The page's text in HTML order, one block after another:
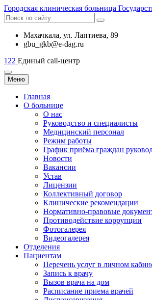
Городская клиническая больница
Махачкала, ​ул. Лаптиева, 89
gbu_gkb@e-dag.ru
122 Единый call-центр
Меню
Главная
О больнице
О нас
Руководство и специалисты
Медицинский персонал
Режим работы
График приёма граждан
Новости
Вакансии
Устав
Лицензии
Коллективный договор
Клинические рекомендации
Нормативно-правовые
Противодействие коррупции
Фотогалерея
Видеогалерея
Отделения
Пациентам
Перечень услуг в личном
Запись к врачу
Вызов врача на дом
Расписание приема врачей